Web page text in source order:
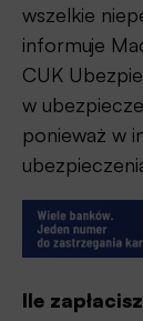
wszelkie
informuje
CUK
w
ponieważ w
Ile